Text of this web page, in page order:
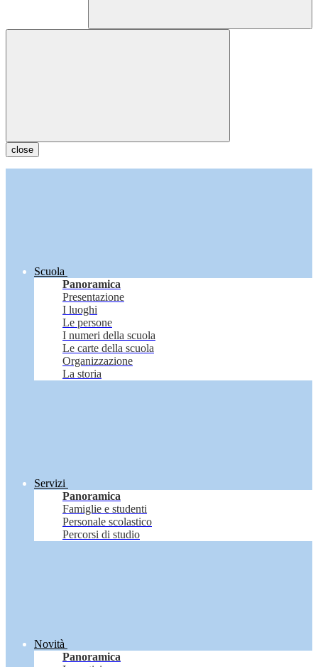
close
Scuola
Panoramica
Presentazione
I luoghi
Le persone
I numeri della scuola
Le carte della scuola
Organizzazione
La storia
Servizi
Panoramica
Famiglie e studenti
Personale scolastico
Percorsi di studio
Novità
Panoramica